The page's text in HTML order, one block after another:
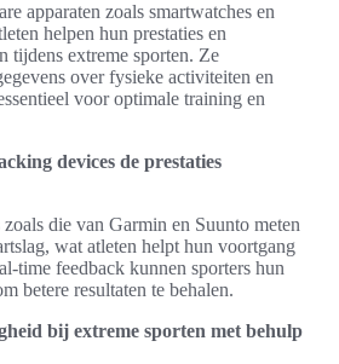
apparaten zoals smartwatches en
helpen hun prestaties en
tijdens extreme sporten. Ze
over fysieke activiteiten en
voor optimale training en
devices de prestaties
die van Garmin en Suunto meten
wat atleten helpt hun voortgang
time feedback kunnen sporters hun
betere resultaten te behalen.
bij extreme sporten met behulp